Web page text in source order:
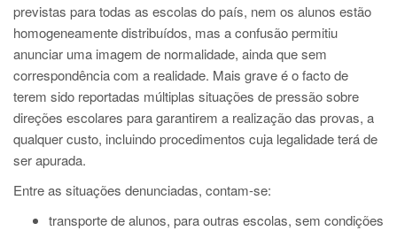
previstas para todas as escolas do país, nem os alunos estão
homogeneamente distribuídos, mas a confusão permitiu
anunciar uma imagem de normalidade, ainda que sem
correspondência com a realidade. Mais grave é o facto de
terem sido reportadas múltiplas situações de pressão sobre
direções escolares para garantirem a realização das provas, a
qualquer custo, incluindo procedimentos cuja legalidade terá de
ser apurada.
Entre as situações denunciadas, contam-se:
transporte de alunos, para outras escolas, sem condições